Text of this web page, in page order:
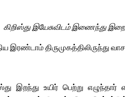
கிறிஸ்து இயேசுவிடம் இணைந்து
இரண்டாம் திருமுகத்திலிருந்து
இறந்து உயிர் பெற்று